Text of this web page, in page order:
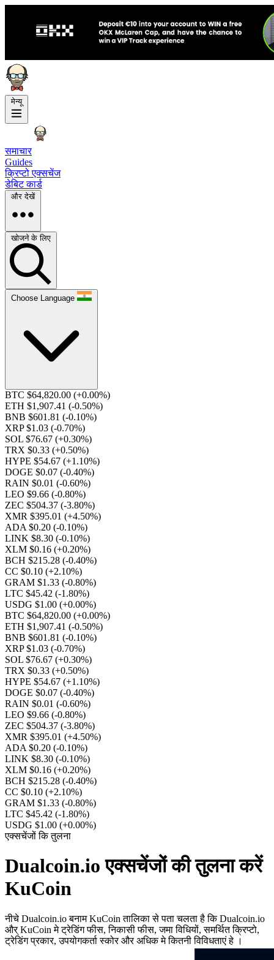
मेन्यू
समाचार
Guides
क्रिप्टो एक्सचेंज
डेबिट कार्ड
और देखें
खोजने के लिए
Choose Language
BTC $64,820.00 (+0.00%)
ETH $1,907.41 (-0.50%)
BNB $601.81 (-0.10%)
XRP $1.03 (-0.70%)
SOL $76.67 (+0.30%)
TRX $0.33 (+0.50%)
HYPE $54.67 (+1.10%)
DOGE $0.07 (-0.40%)
RAIN $0.01 (-0.60%)
LEO $9.66 (-0.80%)
ZEC $504.37 (-3.80%)
XMR $395.01 (+4.50%)
ADA $0.20 (-0.10%)
LINK $8.30 (-0.10%)
XLM $0.16 (+0.20%)
BCH $215.28 (-0.40%)
CC $0.10 (+2.10%)
GRAM $1.33 (-0.80%)
LTC $45.42 (-1.80%)
USDG $1.00 (+0.00%)
BTC $64,820.00 (+0.00%)
ETH $1,907.41 (-0.50%)
BNB $601.81 (-0.10%)
XRP $1.03 (-0.70%)
SOL $76.67 (+0.30%)
TRX $0.33 (+0.50%)
HYPE $54.67 (+1.10%)
DOGE $0.07 (-0.40%)
RAIN $0.01 (-0.60%)
LEO $9.66 (-0.80%)
ZEC $504.37 (-3.80%)
XMR $395.01 (+4.50%)
ADA $0.20 (-0.10%)
LINK $8.30 (-0.10%)
XLM $0.16 (+0.20%)
BCH $215.28 (-0.40%)
CC $0.10 (+2.10%)
GRAM $1.33 (-0.80%)
LTC $45.42 (-1.80%)
USDG $1.00 (+0.00%)
एक्सचेंजों कि तुलना
Dualcoin.io एक्सचेंजों की तुलना करें
KuCoin
नीचे Dualcoin.io बनाम KuCoin तालिका से पता चलता है कि Dualcoin.io
और् KuCoin मे ट्रेडिंग फीस, निकासी फीस, जमा विधियों, समर्थित क्रिप्टो,
ट्रेडिंग प्रकार, उपयोगकर्ता स्कोर और अधिक मे कितनी विविधताएं हे ।